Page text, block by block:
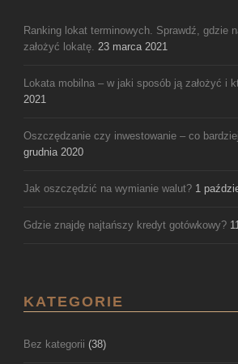
Ranking lokat terminowych. Sprawdź, gdzie
założyć lokatę. 23 marca 2021
Lokata mobilna – w jaki sposób ją założyć i
2021
Oszczędzanie czy inwestowanie – co
grudnia 2020
Jak oszczędzić na wymianie walut? 1
Gdzie znajdę najtańszy kredyt gotówkowy?
KATEGORIE
Bez kategorii (38)